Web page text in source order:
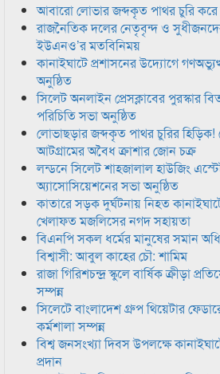
আবারো লোভার জব্দকৃত পাথর চুরি করে
রাজনৈতিক দলের নেতৃবৃন্দ ও
ইউএনও’র মতবিনিময়
কানাইঘাটে প্রশাসনের উদ্যোগে
অনুষ্ঠিত
সিলেট অনলাইন প্রেসক্লাবের পুরস্কার
পরিচিতি সভা অনুষ্ঠিত
লোভাছড়ার জব্দকৃত পাথর চুরির হিড়িক!
আটগ্রামের অবৈধ ক্রাশার জোন চক্র
লন্ডনে সিলেট শাহজালাল হাউজিং
অ্যাসোসিয়েশনের সভা অনুষ্ঠিত
কাতারে সড়ক দুর্ঘটনায় নিহত
খেলাফত মজলিসের নগদ সহায়তা
বিএনপি সকল ধর্মের মানুষের সমান
বিশ্বাসী: আবুল কাহের চৌ: শামিম
রাজা গিরিশচন্দ্র স্কুলে বার্ষিক ক্রীড়া
সম্পন্ন
সিলেটে বাংলাদেশ গ্রুপ থিয়েটার
কর্মশালা সম্পন্ন
বিশ্ব জনসংখ্যা দিবস উপলক্ষে
প্রদান